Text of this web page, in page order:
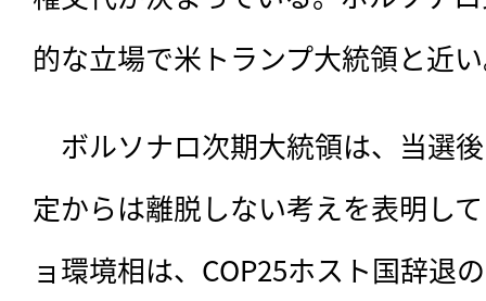
的な立場で米トランプ大統領と近
ボルソナロ次期大統領は、当選
定からは離脱しない考えを表明し
ョ環境相は、COP25ホスト国辞退